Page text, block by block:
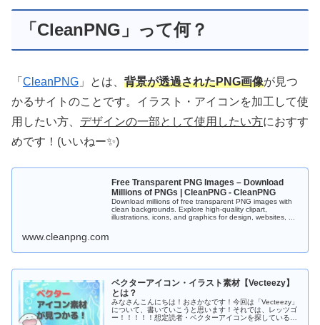
「CleanPNG」って何？
「 CleanPNG 」とは、 背景が透過されたPNG画像が見つ
かるサイトのことです。イラスト・アイコンを加工して使
用したい方、 デザインの一部として使用したい方におすす
めです！(いいねー✨)
Free Transparent PNG Images – Download
Millions of PNGs | CleanPNG - CleanPNG
Download millions of free transparent PNG images with
clean backgrounds. Explore high-quality clipart,
illustrations, icons, and graphics for design, websites, ...
www.cleanpng.com
ベクターアイコン・イラスト素材【Vecteezy】
とは？
みなさんこんにちは！おさかなです！今回は「Vecteezy」
について、書いていこうと思います！それでは、レッツゴ
ー！！！！！想定読者・ベクターアイコンを探している